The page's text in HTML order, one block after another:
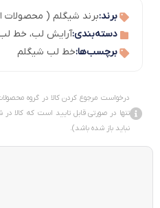
برند:برند شیگلم ( محصولات
دسته‌بندی:آرایش لب، خط
برچسب‌ها:خط لب شیگلم
درخواست مرجوع کردن کالا در گروه
تنها در صورتی قابل تایید است که کالا
نباید باز شده باشد).